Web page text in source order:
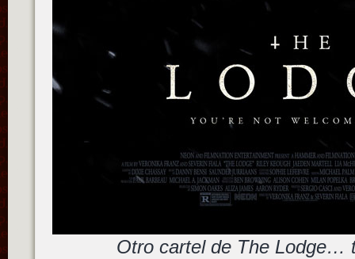
Otro cartel de The Lodge…